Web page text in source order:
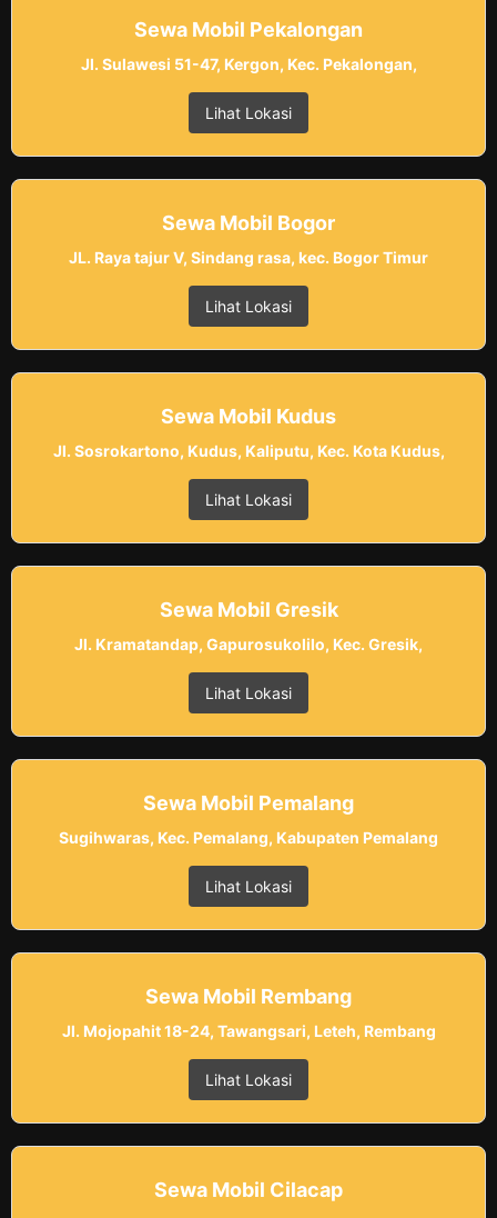
Sewa Mobil Pekalongan
Jl. Sulawesi 51-47, Kergon, Kec. Pekalongan,
Lihat Lokasi
Sewa Mobil Bogor
JL. Raya tajur V, Sindang rasa, kec. Bogor Timur
Lihat Lokasi
Sewa Mobil Kudus
Jl. Sosrokartono, Kudus, Kaliputu, Kec. Kota Kudus,
Lihat Lokasi
Sewa Mobil Gresik
Jl. Kramatandap, Gapurosukolilo, Kec. Gresik,
Lihat Lokasi
Sewa Mobil Pemalang
Sugihwaras, Kec. Pemalang, Kabupaten Pemalang
Lihat Lokasi
Sewa Mobil Rembang
Jl. Mojopahit 18-24, Tawangsari, Leteh, Rembang
Lihat Lokasi
Sewa Mobil Cilacap